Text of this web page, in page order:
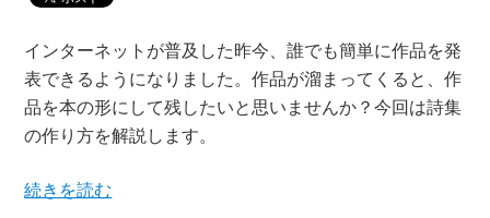
インターネットが普及した昨今、誰でも簡単に作品を発
表できるようになりました。作品が溜まってくると、作
品を本の形にして残したいと思いませんか？今回は詩集
の作り方を解説します。
続きを読む